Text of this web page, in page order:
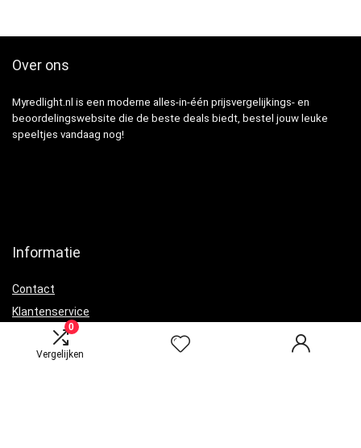
0
Vergelijken
Over ons
Myredlight.nl is een moderne alles-in-één prijsvergelijkings- en
beoordelingswebsite die de beste deals biedt, bestel jouw leuke
speeltjes vandaag nog!
Informatie
Contact
Klantenservice
Over ons
Onze webshops